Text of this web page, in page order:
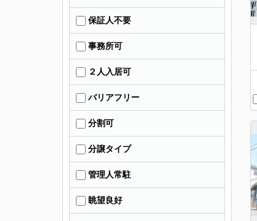
保証人不要
事務所可
２人入居可
バリアフリー
分割可
分譲タイプ
管理人常駐
眺望良好